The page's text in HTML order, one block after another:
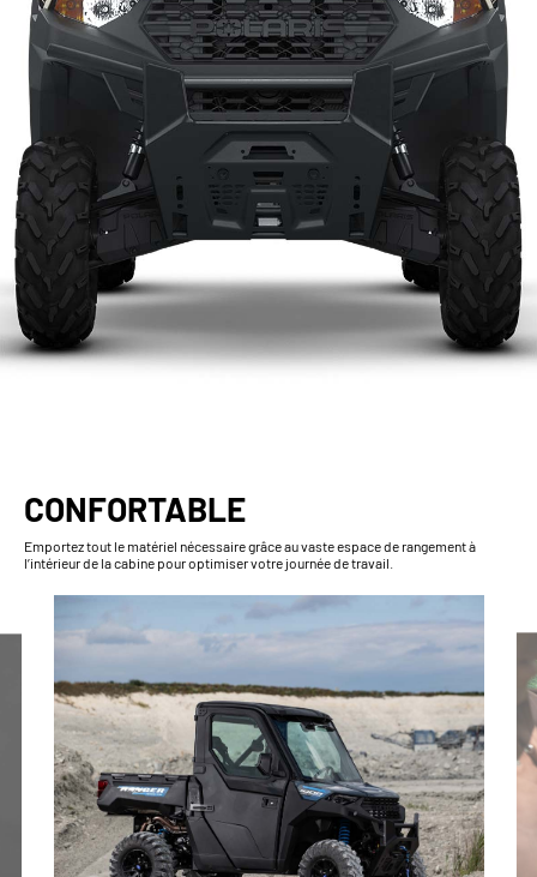
CONFORTABLE
Emportez tout le matériel nécessaire grâce au vaste espace de rangement à
l’intérieur de la cabine pour optimiser votre journée de travail.